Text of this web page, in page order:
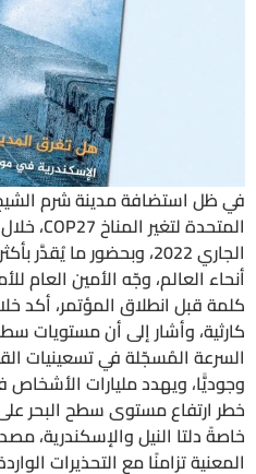
في ظل استضافة مدينة شرم
أنحاء العالم، وجّه الأمين العام
كلمة قبل انطلاق المؤتمر، أكد
كارثية، وأشار إلى أن مستويات
السرعة المُسجّلة في تسعينيات
وجوديًّا، ويهدد مليارات
خطر ارتفاع مستوى سطح البحر
خاصةً دلتا النيل والإسكندرية،
المعنية تزامنًا مع التحذيرات